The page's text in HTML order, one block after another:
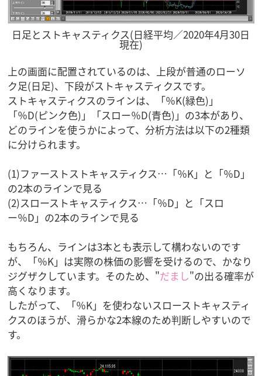
日足とストキャスティクス(日経平均／2020年4月30日
現在)
上の画面に配置されているのは、上段が普通のローソ
ク足(日足)、下段がストキャスティクスです。
ストキャスティクスのラインは、「％K(緑色)」
「％D(ピンク色)」「スロー％D(青色)」の3本があり、
どのラインを使うかによって、分析方法は以下の2種類
に分けられます。
(1)ファーストストキャスティクス…「％K」と「％D」
の2本のラインで見る
(2)スローストキャスティクス…「％D」と「スロ
ー％D」の2本のラインで見る
もちろん、ラインは3本とも表示して構わないのです
が、「％K」は実際の株価の影響を受けるので、かなり
ジグザクしています。そのため、"だまし"の出る確率が
高くなります。
したがって、「％K」を使わないスローストキャスティ
クスのほうが、滑らかな2本線のため判断しやすいので
す。